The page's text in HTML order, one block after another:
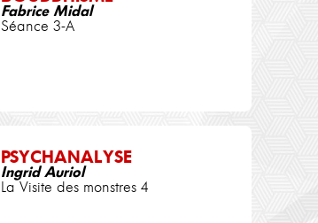
Fabrice Midal
Séance 3-A
PSYCHANALYSE
Ingrid Auriol
La Visite des monstres 4